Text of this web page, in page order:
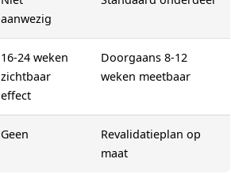
aanwezig
16-24 weken
zichtbaar
effect
Doorgaans 8-12
weken meetbaar
Geen
Revalidatieplan op
maat